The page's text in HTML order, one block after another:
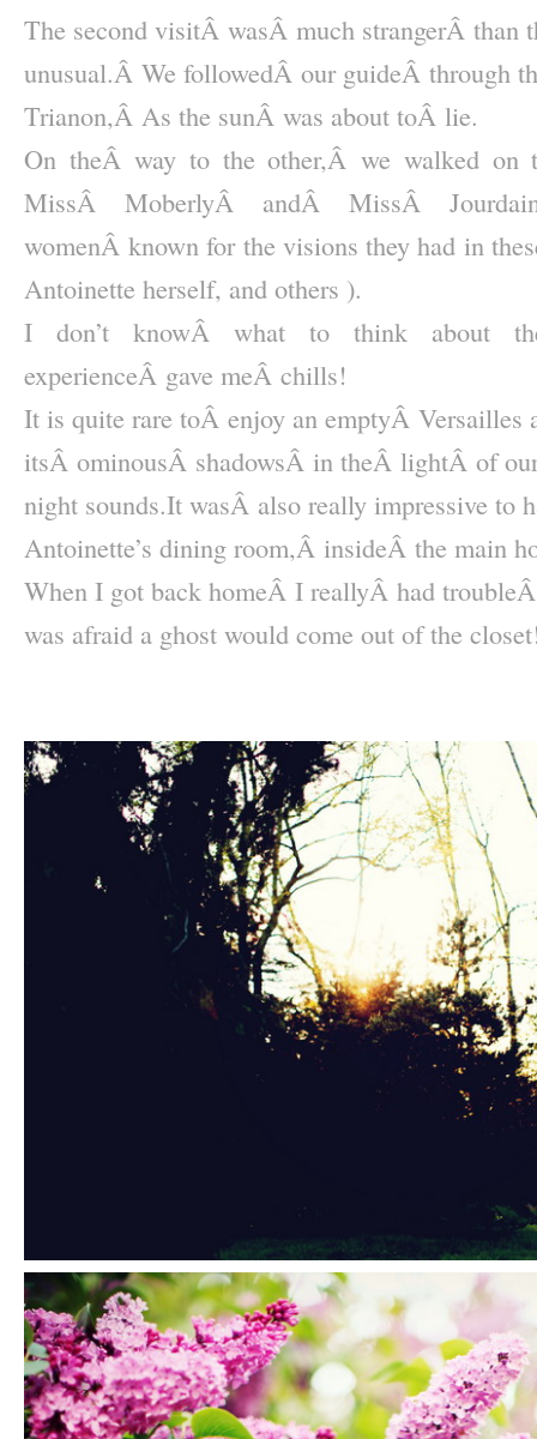
The second visitÂ wasÂ much strangerÂ than
unusual.Â We followedÂ our guideÂ through
Trianon,Â As the sunÂ was about toÂ lie.
On theÂ way to the other,Â we walked on
MissÂ MoberlyÂ andÂ MissÂ
womenÂ known for the visions they had in
Antoinette herself, and others ).
I don’t knowÂ what to think about
experienceÂ gave meÂ chills!
It is quite rare toÂ enjoy an emptyÂ Versailles
itsÂ ominousÂ shadowsÂ in theÂ lightÂ of
night sounds.It wasÂ also really impressive to
Antoinette’s dining room,Â insideÂ the main
When I got back homeÂ I reallyÂ had
was afraid a ghost would come out of the